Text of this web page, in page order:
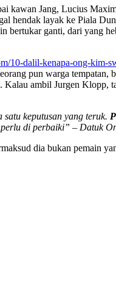
kawan Jang, Lucius
hendak layak ke Piala
bertukar ganti, dari yang
10-dalil-kenapa-ong-kim-
pun warga tempatan,
ambil Jurgen Klopp,
keputusan yang teruk.
di perbaiki” – Datuk
dia bukan pemain